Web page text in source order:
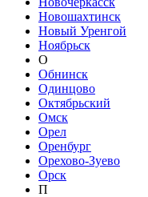
Новошахтинск
Новый Уренгой
Ноябрьск
О
Обнинск
Одинцово
Октябрьский
Омск
Орел
Оренбург
Орехово-Зуево
Орск
П